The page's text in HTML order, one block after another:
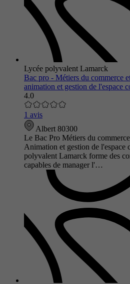
Lycée polyvalent Lamarck
Bac pro - Métiers du commerce
animation et gestion de l'espace
4.0
1 avis
Albert 80300
Le Bac Pro Métiers du
Animation et gestion de l'espace
polyvalent Lamarck forme des
capables de manager l'…